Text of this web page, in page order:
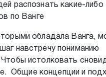
распознать какие-либо
по Ванге
обладала Ванга,
навстречу пониманию
истолковать
Общие концепции и